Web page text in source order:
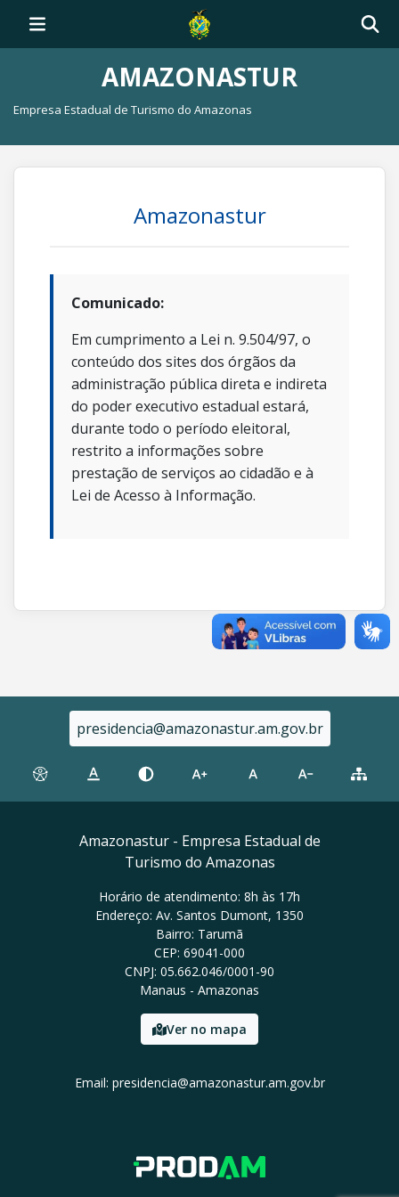
AMAZONASTUR
Empresa Estadual de Turismo do Amazonas
Amazonastur
Comunicado:
Em cumprimento a Lei n. 9.504/97, o
conteúdo dos sites dos órgãos da
administração pública direta e indireta
do poder executivo estadual estará,
durante todo o período eleitoral,
restrito a informações sobre
prestação de serviços ao cidadão e à
Lei de Acesso à Informação.
presidencia@amazonastur.am.gov.br
Amazonastur - Empresa Estadual de
Turismo do Amazonas
Horário de atendimento: 8h às 17h
Endereço: Av. Santos Dumont, 1350
Bairro: Tarumã
CEP: 69041-000
CNPJ: 05.662.046/0001-90
Manaus - Amazonas
Ver no mapa
Email: presidencia@amazonastur.am.gov.br